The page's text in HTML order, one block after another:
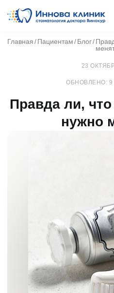
Главная Пациентам Блог
23
ОБНОВЛЕНО: 9
Правда ли,
нужно